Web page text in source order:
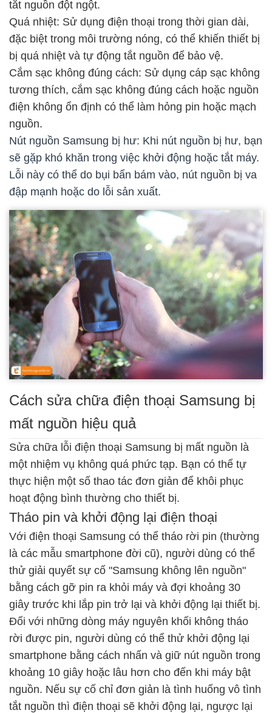
tắt nguồn đột ngột.
Quá nhiệt: Sử dụng điện thoại trong thời gian dài,
đặc biệt trong môi trường nóng, có thể khiến thiết bị
bị quá nhiệt và tự động tắt nguồn để bảo vệ.
Cắm sạc không đúng cách: Sử dụng cáp sạc không
tương thích, cắm sạc không đúng cách hoặc nguồn
điện không ổn định có thể làm hỏng pin hoặc mạch
nguồn.
Nút nguồn Samsung bị hư: Khi nút nguồn bị hư, bạn
sẽ gặp khó khăn trong việc khởi động hoặc tắt máy.
Lỗi này có thể do bụi bẩn bám vào, nút nguồn bị va
đập mạnh hoặc do lỗi sản xuất.
Cách sửa chữa điện thoại Samsung bị
mất nguồn hiệu quả
Sửa chữa lỗi điện thoại Samsung bị mất nguồn là
một nhiệm vụ không quá phức tạp. Bạn có thể tự
thực hiện một số thao tác đơn giản để khôi phục
hoạt động bình thường cho thiết bị.
Tháo pin và khởi động lại điện thoại
Với điện thoại Samsung có thể tháo rời pin (thường
là các mẫu smartphone đời cũ), người dùng có thể
thử giải quyết sự cố "Samsung không lên nguồn"
bằng cách gỡ pin ra khỏi máy và đợi khoảng 30
giây trước khi lắp pin trở lại và khởi động lại thiết bị.
Đối với những dòng máy nguyên khối không tháo
rời được pin, người dùng có thể thử khởi động lại
smartphone bằng cách nhấn và giữ nút nguồn trong
khoảng 10 giây hoặc lâu hơn cho đến khi máy bật
nguồn. Nếu sự cố chỉ đơn giản là tình huống vô tình
tắt nguồn thì điện thoại sẽ khởi động lại, ngược lại